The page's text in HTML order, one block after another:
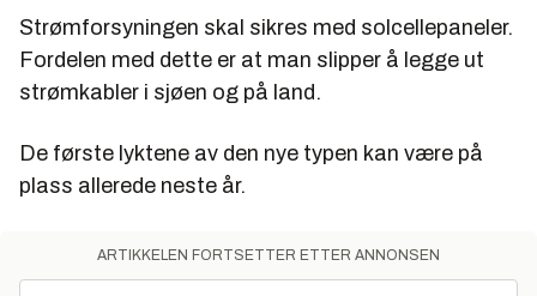
Strømforsyningen skal sikres med solcellepaneler.
Fordelen med dette er at man slipper å legge ut
strømkabler i sjøen og på land.
De første lyktene av den nye typen kan være på
plass allerede neste år.
ARTIKKELEN FORTSETTER ETTER ANNONSEN